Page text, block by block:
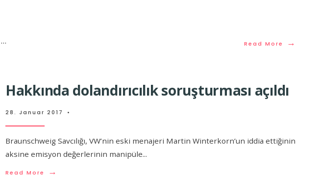
... Read More →
Hakkında dolandırıcılık soruşturması açıldı
28. Januar 2017 •
Braunschweig Savcılığı, VW’nin eski menajeri Martin Winterkorn’un iddia ettiğinin
aksine emisyon değerlerinin manipüle...
Read More →